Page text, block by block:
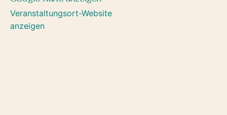
Veranstaltungsort-Website
anzeigen